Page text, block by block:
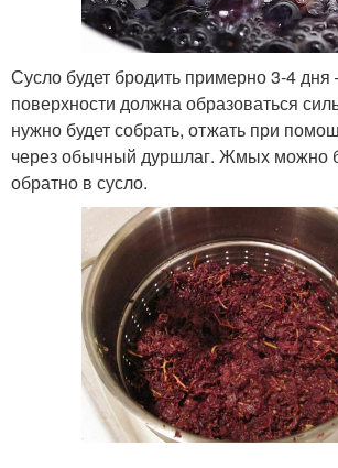
Сусло будет бродить примерно 3-4
поверхности должна образоваться
нужно будет собрать, отжать при
через обычный дуршлаг. Жмых можно
обратно в сусло.